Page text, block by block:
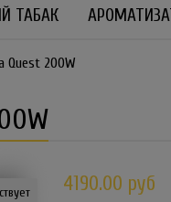
ТАБАК
Quest 200W
4190.00 руб